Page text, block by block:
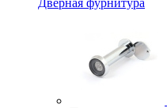
Дверная фурнитура